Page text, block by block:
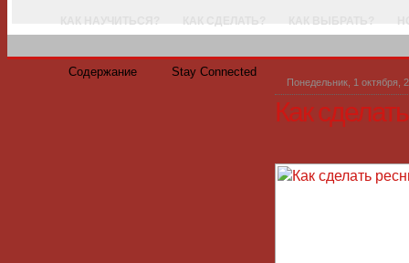
КАК НАУЧИТЬСЯ? КАК СДЕЛАТЬ? КАК ВЫБРАТЬ?
Содержание Stay Connected
Понедельник, 1 октября,
Как